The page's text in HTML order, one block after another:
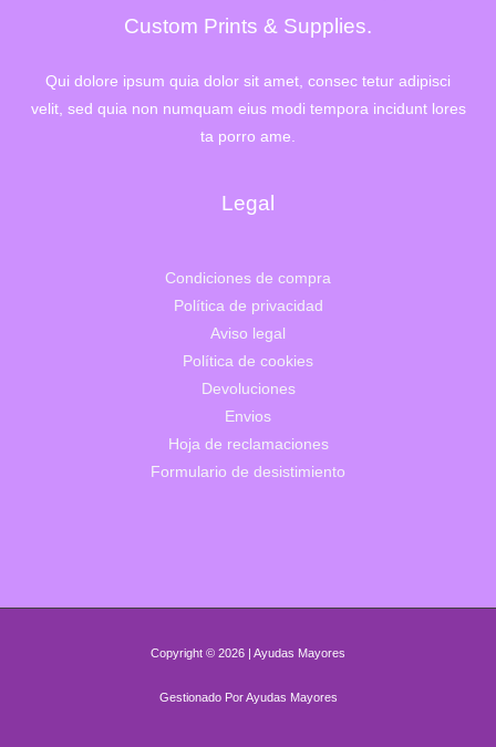
Custom Prints & Supplies.
Qui dolore ipsum quia dolor sit amet, consec tetur adipisci
velit, sed quia non numquam eius modi tempora incidunt lores
ta porro ame.
Legal
Condiciones de compra
Política de privacidad
Aviso legal
Política de cookies
Devoluciones
Envios
Hoja de reclamaciones
Formulario de desistimiento
Copyright © 2026 | Ayudas Mayores
Gestionado Por Ayudas Mayores